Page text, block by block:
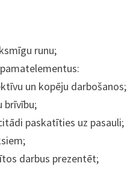
runu;
un kopēju darbošanos;
brīvību;
paskatīties uz pasauli;
darbus prezentēt;